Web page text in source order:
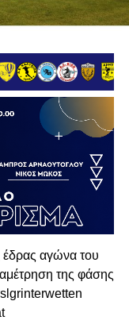
έδρας αγώνα του
της φάσης